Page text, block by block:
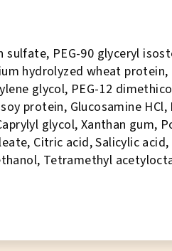
sulfate, PEG-90 glyceryl
hydrolyzed wheat
glycol, PEG-12
protein, Glucosamine
glycol, Xanthan gum,
Citric acid, Salicylic
Tetramethyl